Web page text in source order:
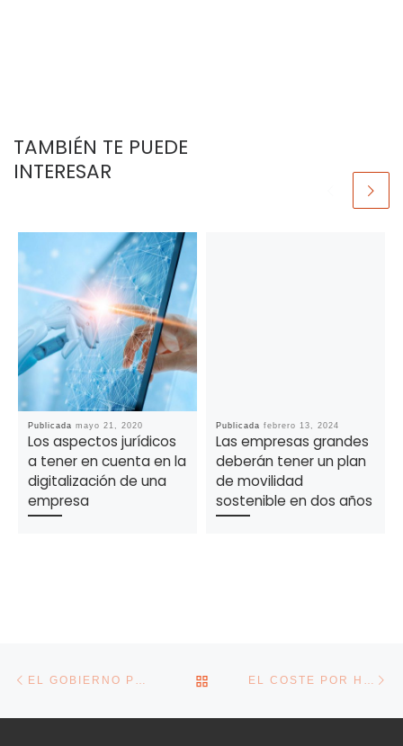
TAMBIÉN TE PUEDE
INTERESAR
Publicada mayo 21, 2020
Los aspectos jurídicos
a tener en cuenta en la
digitalización de una
empresa
Publicada febrero 13, 2024
Las empresas grandes
deberán tener un plan
de movilidad
sostenible en dos años
VOLVER A LA LISTA DE